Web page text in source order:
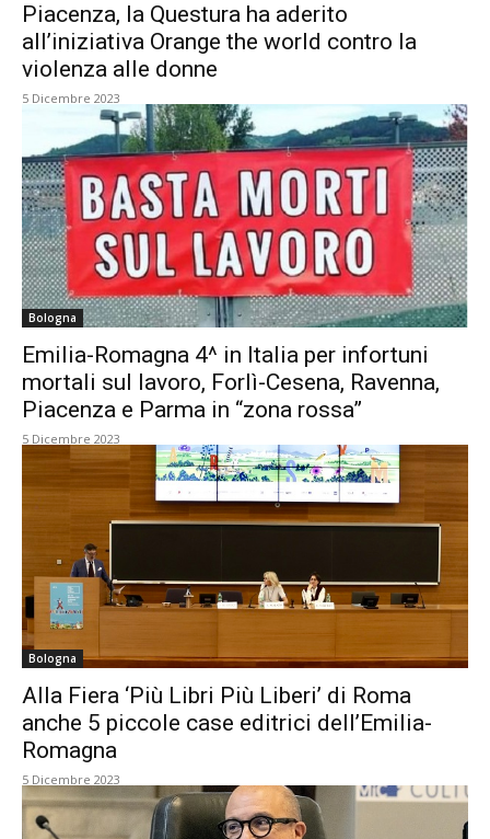
Piacenza, la Questura ha aderito
all’iniziativa Orange the world contro la
violenza alle donne
5 Dicembre 2023
Bologna
Emilia-Romagna 4^ in Italia per infortuni
mortali sul lavoro, Forlì-Cesena, Ravenna,
Piacenza e Parma in “zona rossa”
5 Dicembre 2023
Bologna
Alla Fiera ‘Più Libri Più Liberi’ di Roma
anche 5 piccole case editrici dell’Emilia-
Romagna
5 Dicembre 2023